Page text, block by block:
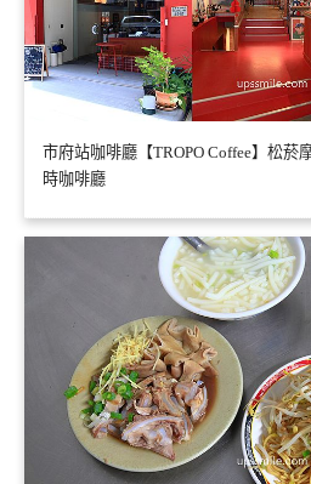
市府站咖啡廳【TROPO Coffee】松菸
時咖啡廳